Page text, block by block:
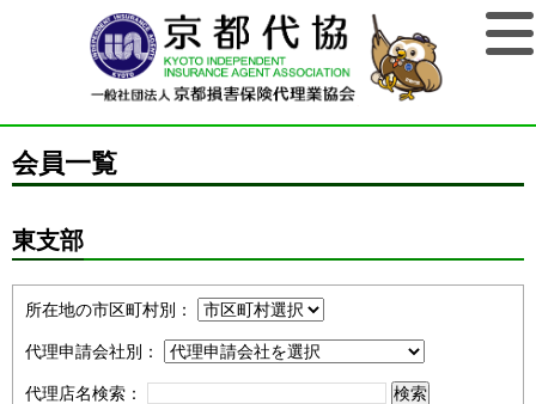
会員一覧
東支部
所在地の市区町村別：
代理申請会社別：
代理店名検索：